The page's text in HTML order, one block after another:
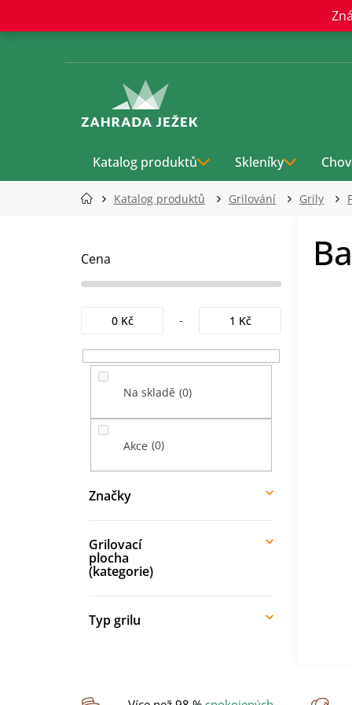
obsah
Katalog produktů Skleníky
Katalog produktů Grilování Grily
Cena
0Kč 1 Kč
Na skladě 0
Akce 0
Značky
Grilovací
plocha
(kategorie)
Typ grilu